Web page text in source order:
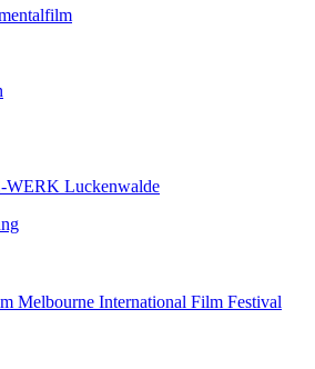
Luckenwalde
Melbourne International Film Festival